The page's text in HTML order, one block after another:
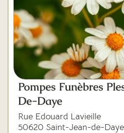
Pompes Funèbres
De-Daye
Rue Edouard Lavieille
50620 Saint-Jean-de-Daye